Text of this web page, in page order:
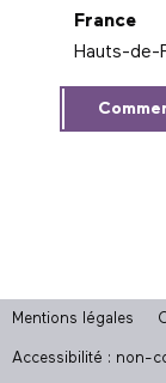
France
Hauts-de-
Mentions légales
Accessibilité : non-